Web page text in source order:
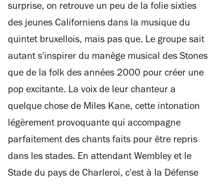
surprise, on retrouve un peu de la folie sixties
des jeunes Californiens dans la musique du
quintet bruxellois, mais pas que. Le groupe sait
autant s'inspirer du manège musical des Stones
que de la folk des années 2000 pour créer une
pop excitante. La voix de leur chanteur a
quelque chose de Miles Kane, cette intonation
légèrement provoquante qui accompagne
parfaitement des chants faits pour être repris
dans les stades. En attendant Wembley et le
Stade du pays de Charleroi, c'est à la Défense